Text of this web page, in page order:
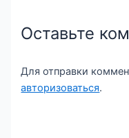
Оставьте
Для отправки
авторизоваться.